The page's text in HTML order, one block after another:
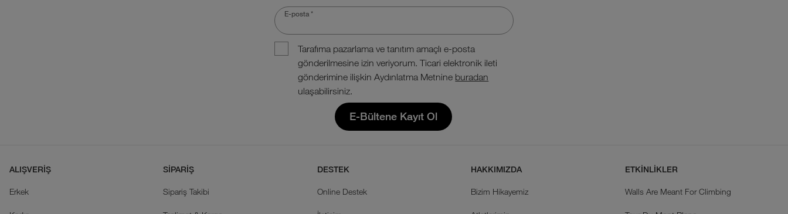
E-posta *
Tarafıma pazarlama ve tanıtım amaçlı e-posta
gönderilmesine izin veriyorum. Ticari elektronik ileti
gönderimine ilişkin Aydınlatma Metnine buradan
ulaşabilirsiniz.
E-Bültene Kayıt Ol
ALIŞVERİŞ
Erkek
SİPARİŞ
Sipariş Takibi
DESTEK
Online Destek
HAKKIMIZDA
Bizim Hikayemiz
ETKİNLİKLER
Walls Are Meant For Climbing